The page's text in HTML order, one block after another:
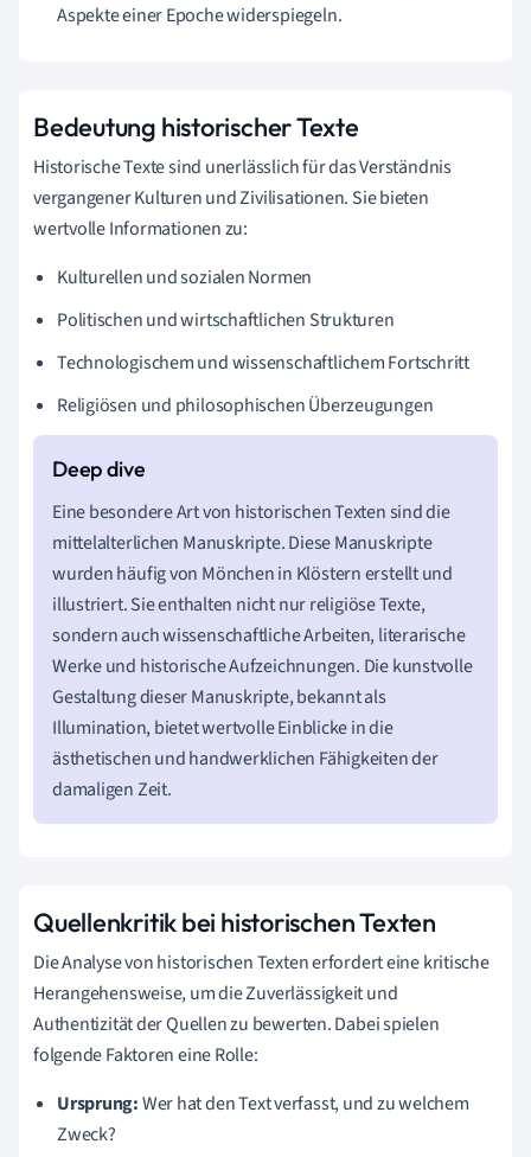
Aspekte einer Epoche widerspiegeln.
Bedeutung historischer Texte
Historische Texte sind unerlässlich für das Verständnis
vergangener Kulturen und Zivilisationen. Sie bieten
wertvolle Informationen zu:
Kulturellen und sozialen Normen
Politischen und wirtschaftlichen Strukturen
Technologischem und wissenschaftlichem Fortschritt
Religiösen und philosophischen Überzeugungen
Eine besondere Art von historischen Texten sind die
mittelalterlichen Manuskripte. Diese Manuskripte
wurden häufig von Mönchen in Klöstern erstellt und
illustriert. Sie enthalten nicht nur religiöse Texte,
sondern auch wissenschaftliche Arbeiten, literarische
Werke und historische Aufzeichnungen. Die kunstvolle
Gestaltung dieser Manuskripte, bekannt als
Illumination, bietet wertvolle Einblicke in die
ästhetischen und handwerklichen Fähigkeiten der
damaligen Zeit.
Quellenkritik bei historischen Texten
Die Analyse von historischen Texten erfordert eine kritische
Herangehensweise, um die Zuverlässigkeit und
Authentizität der Quellen zu bewerten. Dabei spielen
folgende Faktoren eine Rolle:
Ursprung:Wer hat den Text verfasst, und zu welchem
Zweck?